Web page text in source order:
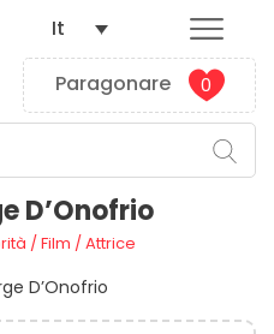
Paragonare 0
It
D’Onofrio
/Film /Attrice